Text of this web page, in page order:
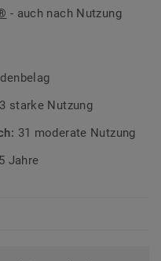
niedrigen VOC-
Standards.
- auch nach Nutzung
starke Nutzung
31 moderate Nutzung
Jahre